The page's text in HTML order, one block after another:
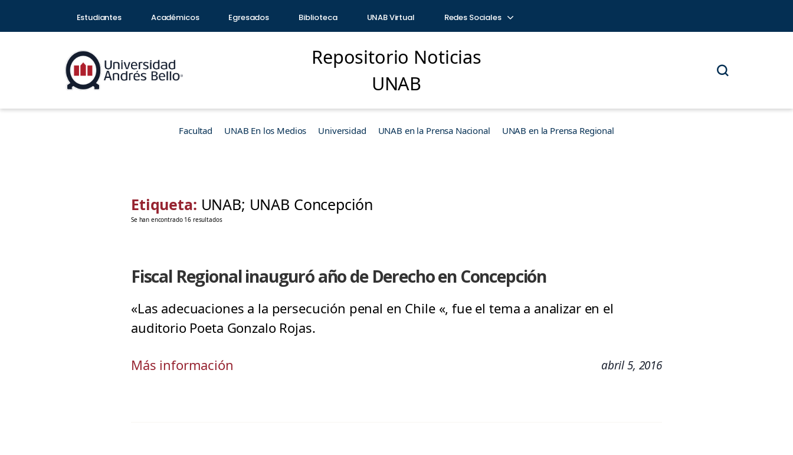
Estudiantes Académicos Egresados Biblioteca UNAB Virtual Redes Sociales
Repositorio Noticias
UNAB
Facultad UNAB En los Medios Universidad UNAB en la Prensa Nacional UNAB en la Prensa Regional
Etiqueta: UNAB; UNAB Concepción
Se han encontrado 16 resultados
Fiscal Regional inauguró año de Derecho en Concepción
«Las adecuaciones a la persecución penal en Chile «, fue el tema a analizar en el
auditorio Poeta Gonzalo Rojas.
Más información abril 5, 2016